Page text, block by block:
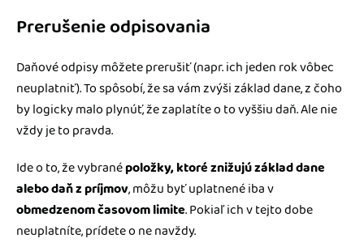
Prerušenie odpisovania
Daňové odpisy môžete prerušiť (napr. ich jeden rok vôbec
neuplatniť). To spôsobí, že sa vám zvýši základ dane, z čoho
by logicky malo plynúť, že zaplatíte o to vyššiu daň. Ale nie
vždy je to pravda.
Ide o to, že vybranépoložky, ktoré znižujú základ dane
alebo daň z príjmov, môžu byť uplatnené iba v
obmedzenom časovom limite. Pokiaľ ich v tejto dobe
neuplatníte, prídete o ne navždy.